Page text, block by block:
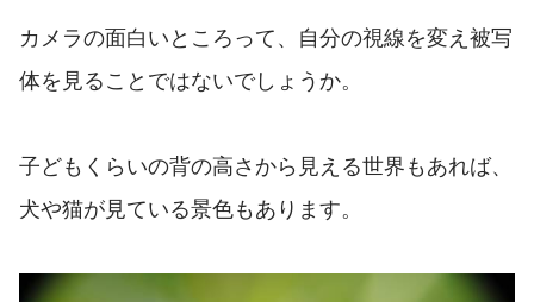
カメラの面白いところって、自分の視線を変え被写
体を見ることではないでしょうか。
子どもくらいの背の高さから見える世界もあれば、
犬や猫が見ている景色もあります。